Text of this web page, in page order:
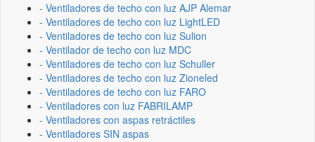
- Ventiladores de techo con luz AJP Alemar
- Ventiladores de techo con luz LightLED
- Ventiladores de techo con luz Sulion
- Ventilador de techo con luz MDC
- Ventiladores de techo con luz Schuller
- Ventiladores de techo con luz Zioneled
- Ventiladores de techo con luz FARO
- Ventiladores con luz FABRILAMP
- Ventiladores con aspas retráctiles
- Ventiladores SIN aspas